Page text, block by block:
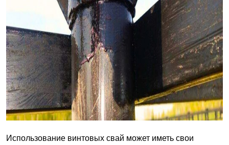
Использование винтовых свай может иметь свои